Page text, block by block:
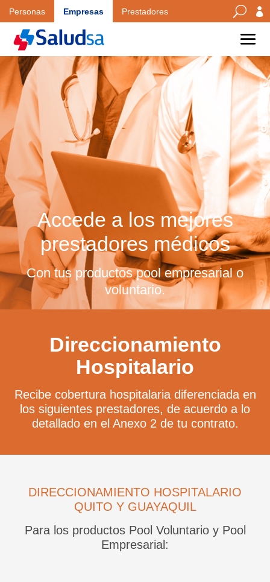
Personas Empresas Prestadores U 
Accede a los mejores
prestadores médicos
Con tus productos pool empresarial o
voluntario.
Direccionamiento
Hospitalario
Recibe cobertura hospitalaria diferenciada en
los siguientes prestadores, de acuerdo a lo
detallado en el Anexo 2 de tu contrato.
DIRECCIONAMIENTO HOSPITALARIO
QUITO Y GUAYAQUIL
Para los productos Pool Voluntario y Pool
Empresarial: